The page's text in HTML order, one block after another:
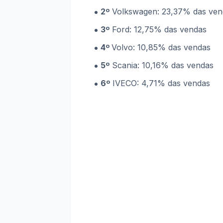
2º Volkswagen: 23,37% das
3º Ford: 12,75% das vendas
4º Volvo: 10,85% das vendas
5º Scania: 10,16% das vendas
6º IVECO: 4,71% das vendas